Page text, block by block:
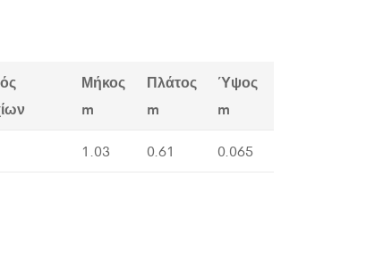
Μήκος
m
Πλάτος
m
Ύψος
m
1.03 0.61 0.065